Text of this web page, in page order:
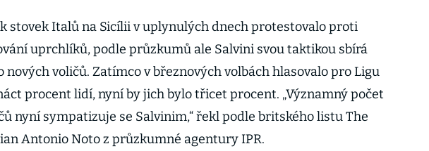
stovek Italů na Sicílii v uplynulých dnech protestovalo proti
uprchlíků, podle průzkumů ale Salvini svou taktikou sbírá
nových voličů. Zatímco v březnových volbách hlasovalo pro Ligu
procent lidí, nyní by jich bylo třicet procent. „Významný počet
nyní sympatizuje se Salvinim,“ řekl podle britského listu The
Antonio Noto z průzkumné agentury IPR.